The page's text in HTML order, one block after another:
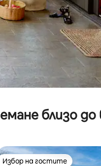
близо до
Избор на гостите